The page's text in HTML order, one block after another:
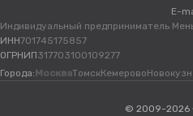
E-
Индивидуальный предприниматель
ИНН701745175857
ОГРНИП317703100109277
Города: МоскваТомскКемерово
© 2009-2026